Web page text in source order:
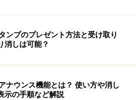
が、トークルームに投稿される
は、とってもシンプル。例えば
？」という内容の「回答」ペー
肢の中から、行きたい場所をタ
ンプのプレゼント方法と受け取り
消しは可能？
ナウンス機能とは？ 使い方や消し
示の手順など解説